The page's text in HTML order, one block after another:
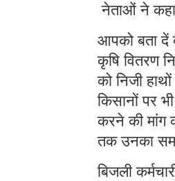
नेताओं ने
आपको बता दें
कृषि वितरण
को निजी
किसानों पर
करने की मांग
तक उनका
बिजली